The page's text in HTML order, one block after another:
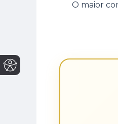
O maior